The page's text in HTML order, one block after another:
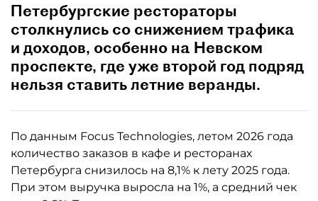
Петербургские рестораторы
столкнулись со снижением трафика
и доходов, особенно на Невском
проспекте, где уже второй год подряд
нельзя ставить летние веранды.
По данным Focus Technologies, летом 2026 года
количество заказов в кафе и ресторанах
Петербурга снизилось на 8,1% к лету 2025 года.
При этом выручка выросла на 1%, а средний чек